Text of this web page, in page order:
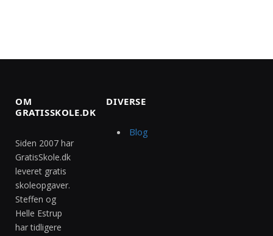
OM
GRATISSKOLE.DK
Siden 2007 har
GratisSkole.dk
leveret gratis
skoleopgaver.
Steffen og
Helle Estrup
har tidligere
DIVERSE
Blog